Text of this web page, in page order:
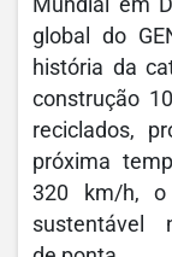
Mundial em
global do
história da
construção
reciclados,
próxima
320 km/h, o
sustentável